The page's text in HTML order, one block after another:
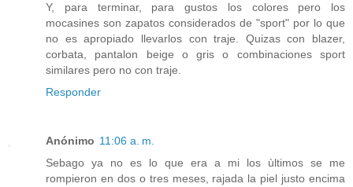
Y, para terminar, para gustos los colores pero los
mocasines son zapatos considerados de "sport" por lo que
no es apropiado llevarlos con traje. Quizas con blazer,
corbata, pantalon beige o gris o combinaciones sport
similares pero no con traje.
Responder
Anónimo 11:06 a. m.
Sebago ya no es lo que era a mi los ùltimos se me
rompieron en dos o tres meses, rajada la piel justo encima